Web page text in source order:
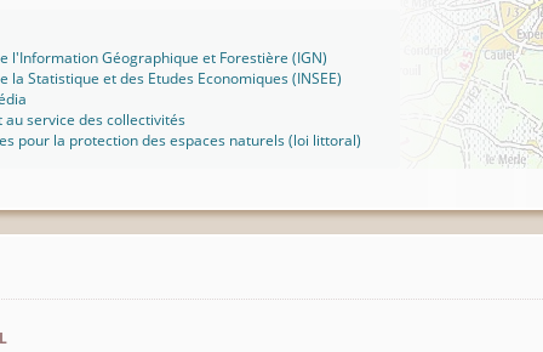
l'Information Géographique et Forestière (IGN)
la Statistique et des Etudes Economiques (INSEE)
au service des collectivités
pour la protection des espaces naturels (loi littoral)